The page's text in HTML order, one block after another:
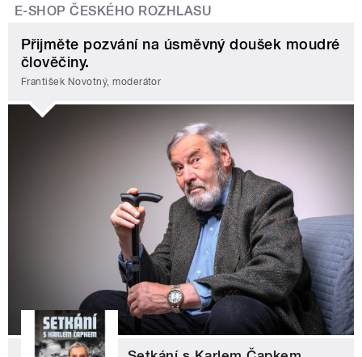
E-SHOP ČESKÉHO ROZHLASU
Přijměte pozvání na úsměvný doušek moudré
člověčiny.
František Novotný, moderátor